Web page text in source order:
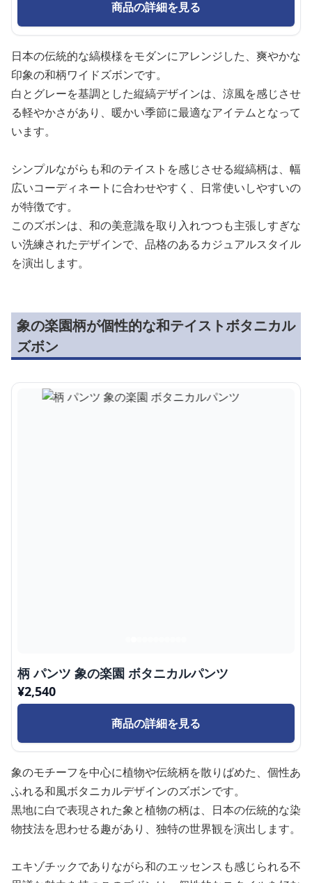
商品の詳細を見る
日本の伝統的な縞模様をモダンにアレンジした、爽やかな
印象の和柄ワイドズボンです。
白とグレーを基調とした縦縞デザインは、涼風を感じさせ
る軽やかさがあり、暖かい季節に最適なアイテムとなって
います。
シンプルながらも和のテイストを感じさせる縦縞柄は、幅
広いコーディネートに合わせやすく、日常使いしやすいの
が特徴です。
このズボンは、和の美意識を取り入れつつも主張しすぎな
い洗練されたデザインで、品格のあるカジュアルスタイル
を演出します。
象の楽園柄が個性的な和テイストボタニカル
ズボン
柄 パンツ 象の楽園 ボタニカルパンツ
¥2,540
商品の詳細を見る
象のモチーフを中心に植物や伝統柄を散りばめた、個性あ
ふれる和風ボタニカルデザインのズボンです。
黒地に白で表現された象と植物の柄は、日本の伝統的な染
物技法を思わせる趣があり、独特の世界観を演出します。
エキゾチックでありながら和のエッセンスも感じられる不